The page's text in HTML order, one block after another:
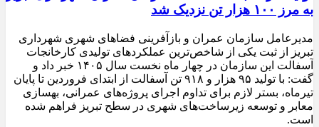
به مرز ۱۰۰ هزار تن نزدیک شد
مدیرعامل سازمان عمران و بازآفرینی فضاهای شهری شهرداری
تبریز از ثبت یکی از شاخص‌ترین عملکردهای تولیدی کارخانجات
آسفالت این سازمان در چهار ماه نخست سال ۱۴۰۵ خبر داد و
گفت: با تولید ۹۵ هزار و ۹۱۸ تن آسفالت از ابتدای فروردین تا پایان
تیرماه، بستر لازم برای تداوم اجرای پروژه‌های عمرانی، بهسازی
معابر و توسعه زیرساخت‌های شهری در سطح تبریز فراهم شده
است.